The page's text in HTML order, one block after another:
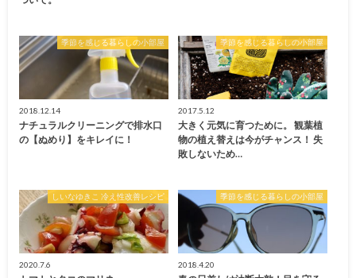
季節を感じる暮らしの小部屋
2018.12.14
ナチュラルクリーニングで排水口
の【ぬめり】をキレイに！
季節を感じる暮らしの小部屋
2017.5.12
大きく元気に育つために。 観葉植
物の植え替えは今がチャンス！ 失
敗しないため…
しいなゆきこ 冷え性改善レシピ
2020.7.6
季節を感じる暮らしの小部屋
2018.4.20